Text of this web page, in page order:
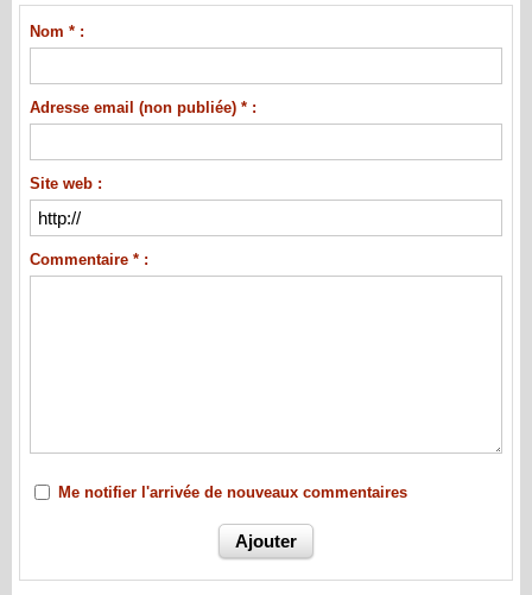
Nom * :
Adresse email (non publiée) * :
Site web :
Commentaire * :
Me notifier l'arrivée de nouveaux commentaires